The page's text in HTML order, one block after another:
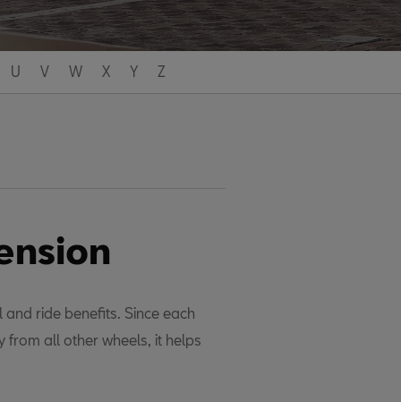
U V W X Y Z
ride benefits. Since each
from all other wheels, it helps